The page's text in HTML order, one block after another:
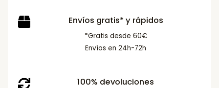
Envíos gratis* y rápidos
*Gratis desde 60€
Envíos en 24h-72h
100% devoluciones